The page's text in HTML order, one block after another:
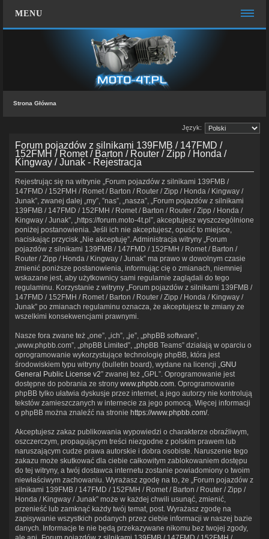
MENU
Zespół administracyjny
FAQ
ZALOGUJ SIĘ
Strona Główna
Język:
Forum pojazdów z silnikami 139FMB / 147FMD /
152FMH / Romet / Barton / Router / Zipp / Honda /
Kingway / Junak - Rejestracja
Rejestrując się na witrynie „Forum pojazdów z silnikami 139FMB /
147FMD / 152FMH / Romet / Barton / Router / Zipp / Honda / Kingway /
Junak”, zwanej dalej „my”, ”nas”, „nasza”, „Forum pojazdów z silnikami
139FMB / 147FMD / 152FMH / Romet / Barton / Router / Zipp / Honda /
Kingway / Junak”, „https://forum.moto-4t.pl”, akceptujesz wyszczególnione
poniżej postanowienia. Jeśli ich nie akceptujesz, opuść to miejsce,
naciskając przycisk „Nie akceptuję”. Administracja witryny „Forum
pojazdów z silnikami 139FMB / 147FMD / 152FMH / Romet / Barton /
Router / Zipp / Honda / Kingway / Junak” ma prawo w dowolnym czasie
zmienić poniższe postanowienia, informując cię o zmianach, niemniej
wskazane jest, aby użytkownicy sami regularnie zaglądali do tego
regulaminu. Korzystanie z witryny „Forum pojazdów z silnikami 139FMB /
147FMD / 152FMH / Romet / Barton / Router / Zipp / Honda / Kingway /
Junak” po zmianach regulaminu oznacza, że akceptujesz te zmiany ze
wszelkimi konsekwencjami prawnymi.
Nasze fora zwane też „one”, „ich”, „je”, „phpBB software”,
„www.phpbb.com”, „phpBB Limited”, „phpBB Teams” działają w oparciu o
oprogramowanie wykorzystujące technologię phpBB, która jest
środowiskiem typu witryny (bulletin board), wydane na licencji „GNU
General Public License v2” zwanej też „GPL”. Oprogramowanie jest
dostępne do pobrania ze strony www.phpbb.com. Oprogramowanie
phpBB tylko ułatwia dyskusje przez internet, a jego autorzy nie kontrolują
tekstów zamieszczanych w internecie za jego pomocą. Więcej informacji
o phpBB można znaleźć na stronie https://www.phpbb.com/.
Akceptujesz zakaz publikowania wypowiedzi o charakterze obraźliwym,
oszczerczym, propagującym treści niezgodne z polskim prawem lub
naruszającym cudze prawa autorskie i dobra osobiste. Naruszenie tego
zakazu może skutkować dla ciebie całkowitym zablokowaniem dostępu
do tej witryny, a twój dostawca internetu zostanie powiadomiony o twoim
niewłaściwym zachowaniu. Wyrażasz zgodę na to, że „Forum pojazdów z
silnikami 139FMB / 147FMD / 152FMH / Romet / Barton / Router / Zipp /
Honda / Kingway / Junak” może w każdej chwili usunąć, zmienić,
przenieść lub zamknąć każdy twój temat, post. Wyrażasz zgodę na
zapisywanie wszystkich podanych przez ciebie informacji w naszej bazie
danych. Informacje te nie będą przekazywane nikomu bez twojej zgody,